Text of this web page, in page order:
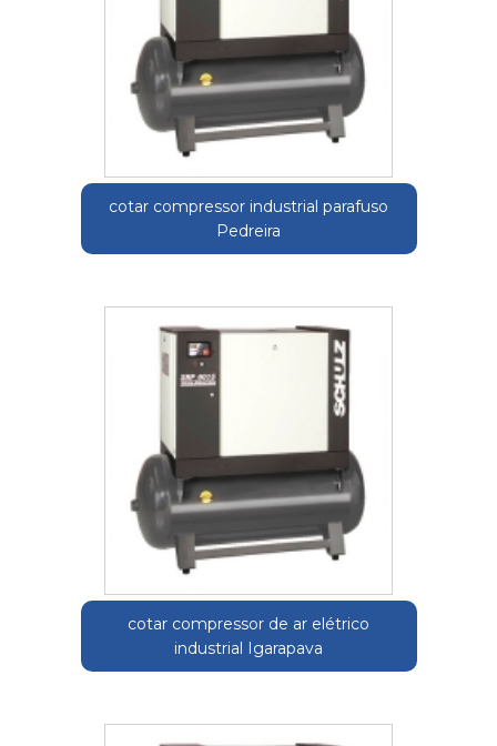
cotar compressor industrial parafuso
Pedreira
cotar compressor de ar elétrico
industrial Igarapava